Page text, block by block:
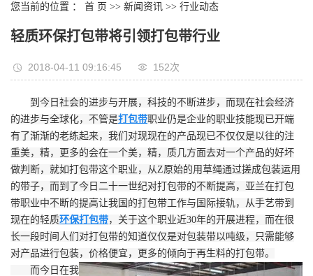
您当前的位置 ： 首 页 >> 新闻资讯 >> 行业动态
轻质环保打包带将引领打包带行业
2018-04-11 09:16:45 152次
到今日社会的进步与开展，科技的不断进步，而现在社会经济
的进步与全球化，不管是打包带职业仍是企业的职业技能现已开端
有了渐渐的老练起来，我们对现现在的产品现已不仅仅是以往的注
重美，精，更多的会在一个美，精，质几方面去对一个产品的好坏
做判断，就如打包带这个职业，从Z原始的用草绳通过搓成包装运用
的带子，而到了今日二十一世纪对打包带的不断提高，亚兰在打包
带职业中不断的提高让我国的打包带工作与国际接轨，从手艺带到
现在的轻质环保打包带，关于这个职业近30年的开展进程，而在很
长一段时间人们对打包带的知道仅仅是对包装带以吨级，只需能够
对产品进行包装，价格便宜，更多的倾向于再生料的打包带。
而今日在我